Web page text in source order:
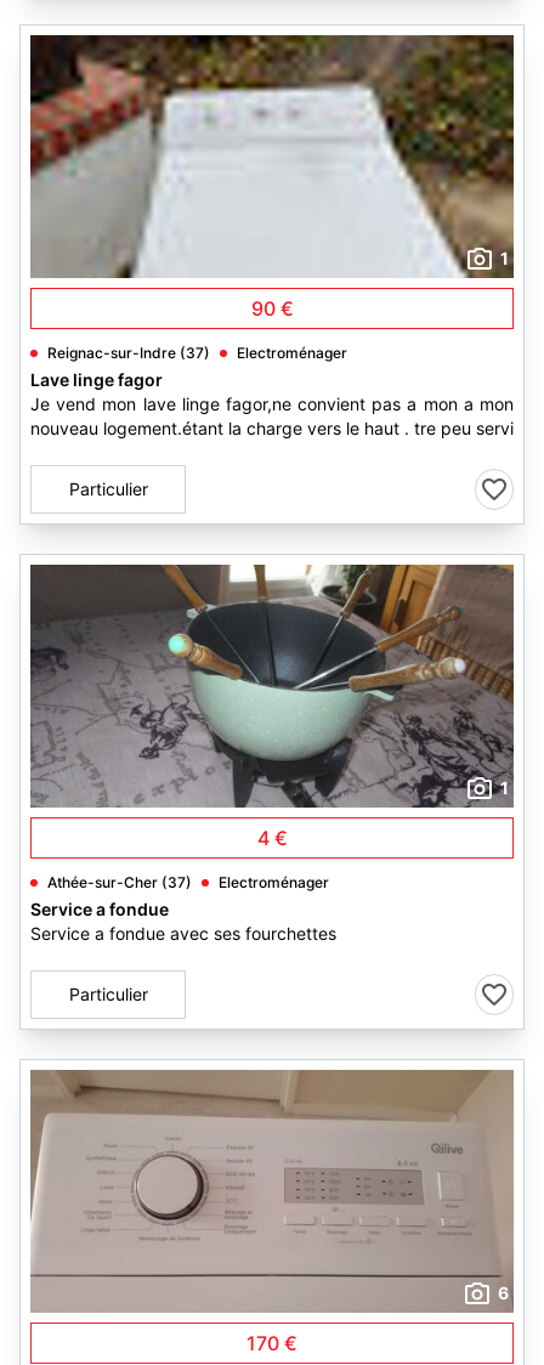
1
90 €
Reignac-sur-Indre (37) Electroménager
Lave linge fagor
Je vend mon lave linge fagor,ne convient pas a mon a mon
nouveau logement.étant la charge vers le haut . tre peu servi
Particulier
1
4 €
Athée-sur-Cher (37) Electroménager
Service a fondue
Service a fondue avec ses fourchettes
Particulier
6
170 €